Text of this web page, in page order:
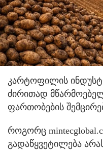
კარტოფილის
ძირითად
ფართობების
როგორც
გადაწყვეტილება